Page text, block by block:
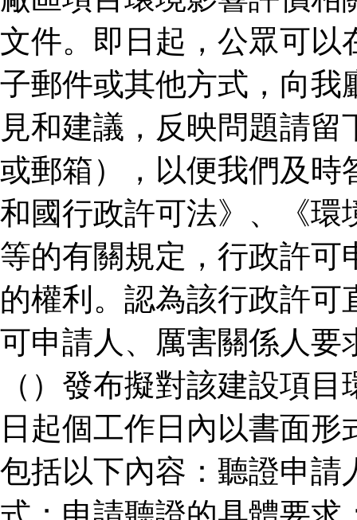
文件。即日起，公眾可以
子郵件或其他方式，向我
見和建議，反映問題請
或郵箱），以便我們及時
和國行政許可法》、《環
等的有關規定，行政許可
的權利。認為該行政許
可申請人、厲害關係人要
（）發布擬對該建設項
日起個工作日內以書面
包括以下內容：聽證申請